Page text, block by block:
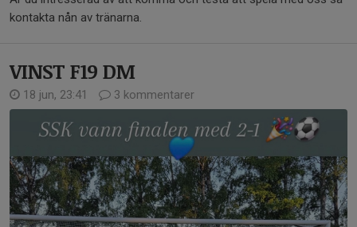
kontakta nån av tränarna.
VINST F19 DM
18 jun, 23:41 3 kommentarer